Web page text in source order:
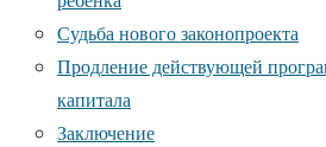
Судьба нового законопроекта
Продление действующей
капитала
Заключение